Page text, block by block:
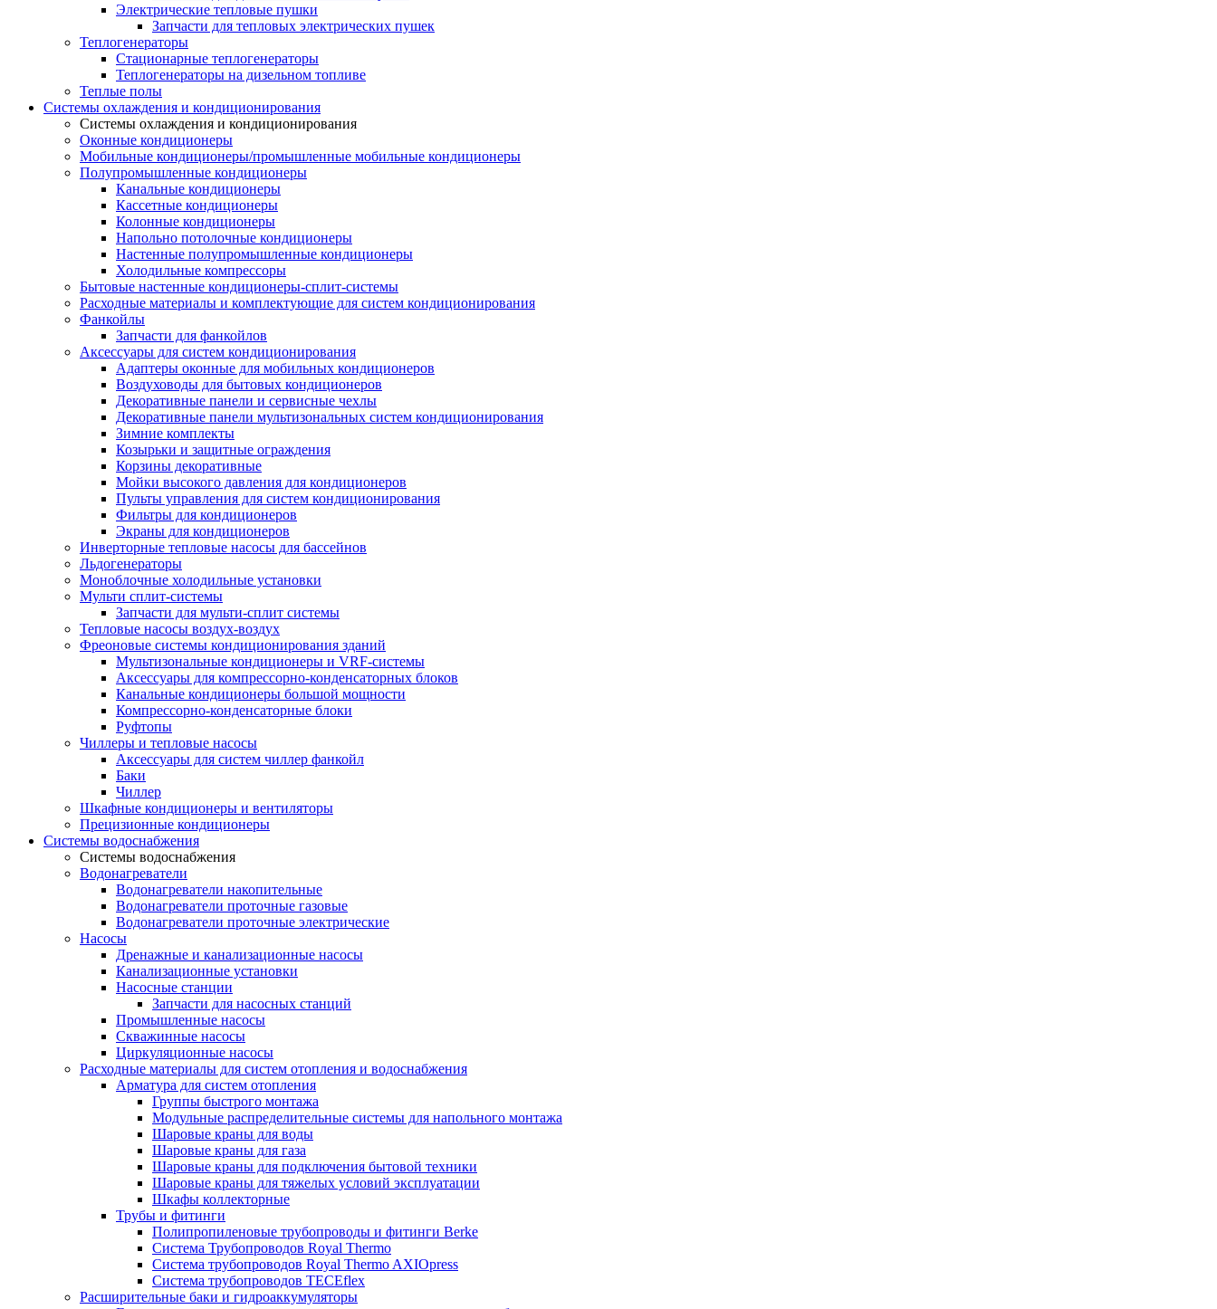
Электрические тепловые пушки
Запчасти для тепловых электрических пушек
Теплогенераторы
Cтационарные теплогенераторы
Теплогенераторы на дизельном топливе
Теплые полы
Системы охлаждения и кондиционирования
Системы охлаждения и кондиционирования
Оконные кондиционеры
Мобильные кондиционеры/промышленные мобильные кондиционеры
Полупромышленные кондиционеры
Канальные кондиционеры
Кассетные кондиционеры
Колонные кондиционеры
Напольно потолочные кондиционеры
Настенные полупромышленные кондиционеры
Холодильные компрессоры
Бытовые настенные кондиционеры-сплит-системы
Расходные материалы и комплектующие для систем кондиционирования
Фанкойлы
Запчасти для фанкойлов
Аксессуары для систем кондиционирования
Адаптеры оконные для мобильных кондиционеров
Воздуховоды для бытовых кондиционеров
Декоративные панели и сервисные чехлы
Декоративные панели мультизональных систем кондиционирования
Зимние комплекты
Козырьки и защитные ограждения
Корзины декоративные
Мойки высокого давления для кондиционеров
Пульты управления для систем кондиционирования
Фильтры для кондиционеров
Экраны для кондиционеров
Инверторные тепловые насосы для бассейнов
Льдогенераторы
Моноблочные холодильные установки
Мульти сплит-системы
Запчасти для мульти-сплит системы
Тепловые насосы воздух-воздух
Фреоновые системы кондиционирования зданий
Мультизональные кондиционеры и VRF-системы
Аксессуары для компрессорно-конденсаторных блоков
Канальные кондиционеры большой мощности
Компрессорно-конденсаторные блоки
Руфтопы
Чиллеры и тепловые насосы
Аксессуары для систем чиллер фанкойл
Баки
Чиллер
Шкафные кондиционеры и вентиляторы
Прецизионные кондиционеры
Системы водоснабжения
Системы водоснабжения
Водонагреватели
Водонагреватели накопительные
Водонагреватели проточные газовые
Водонагреватели проточные электрические
Насосы
Дренажные и канализационные насосы
Канализационные установки
Насосные станции
Запчасти для насосных станций
Промышленные насосы
Скважинные насосы
Циркуляционные насосы
Расходные материалы для систем отопления и водоснабжения
Арматура для систем отопления
Группы быстрого монтажа
Модульные распределительные системы для напольного монтажа
Шаровые краны для воды
Шаровые краны для газа
Шаровые краны для подключения бытовой техники
Шаровые краны для тяжелых условий эксплуатации
Шкафы коллекторные
Трубы и фитинги
Полипропиленовые трубопроводы и фитинги Berke
Система Трубопроводов Royal Thermo
Система трубопроводов Royal Thermo AXIOpress
Система трубопроводов TECEflex
Расширительные баки и гидроаккумуляторы